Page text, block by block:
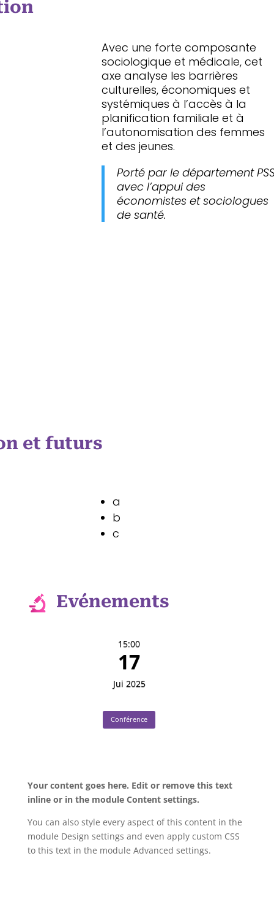
Avec une forte composante
sociologique et médicale, cet
axe analyse les barrières
culturelles, économiques et
systémiques à l’accès à la
planification familiale et à
l’autonomisation des femmes
et des jeunes.
Porté par le département
avec l’appui des
économistes et sociologues
de santé.
et futurs
a
b
c
Evénements
15:00
17
Jui 2025
Conférence
Your content goes here. Edit or remove this text
inline or in the module Content settings.
You can also style every aspect of this content in the
module Design settings and even apply custom CSS
to this text in the module Advanced settings.